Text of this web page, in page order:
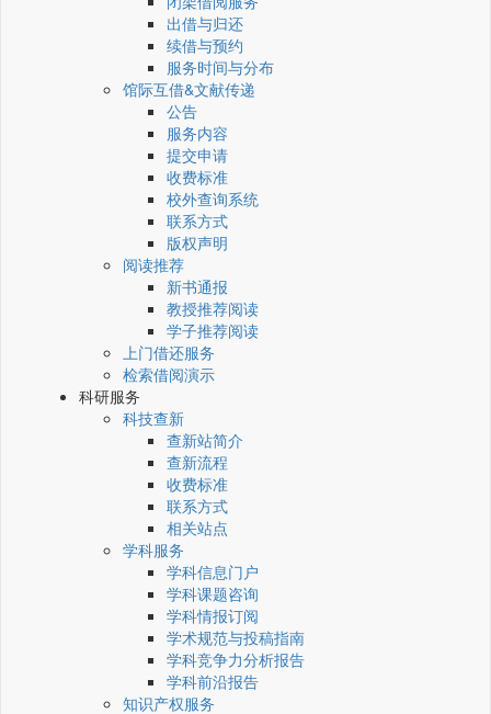
出借与归还
续借与预约
服务时间与分布
馆际互借&文献传递
公告
服务内容
提交申请
收费标准
校外查询系统
联系方式
版权声明
阅读推荐
新书通报
教授推荐阅读
学子推荐阅读
上门借还服务
检索借阅演示
科研服务
科技查新
查新站简介
查新流程
收费标准
联系方式
相关站点
学科服务
学科信息门户
学科课题咨询
学科情报订阅
学术规范与投稿指南
学科竞争力分析报告
学科前沿报告
知识产权服务